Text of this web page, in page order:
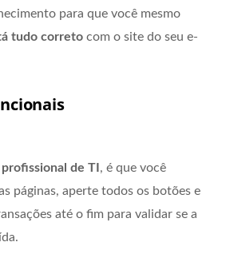
para que você mesmo
tudo correto com o site do seu e-
de TI , é que você
páginas, aperte todos os botões e
até o fim para validar se a